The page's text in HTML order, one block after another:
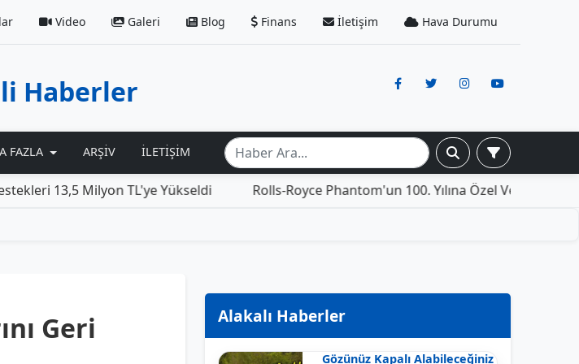
Video Galeri Blog Finans İletişim Hava Durumu
Haberler
FAZLA ARŞIV İLETIŞIM
TL'ye Yükseldi Rolls-Royce Phantom'un 100. Yılına Özel Versiyonu: İçinde
Geri
Alakalı Haberler
Gözünüz Kapalı Alabileceğiniz